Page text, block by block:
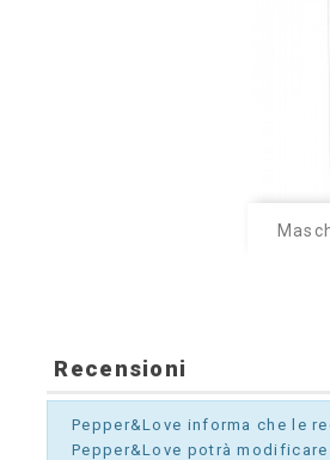
Recensioni
Pepper&Love informa che le
Pepper&Love potrà